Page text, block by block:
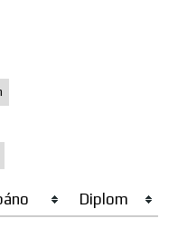
Diplom